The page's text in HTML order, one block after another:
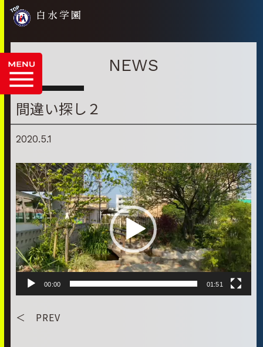
白水学園
NEWS
間違い探し２
2020.5.1
動
プ
レ
ー
ヤ
ー
00:00 01:51
＜ PREV